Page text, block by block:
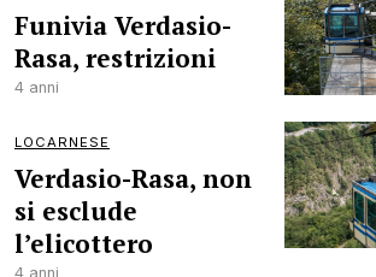
Funivia Verdasio-
Rasa, restrizioni
4 anni
LOCARNESE
Verdasio-Rasa, non
si esclude
l’elicottero
4 anni